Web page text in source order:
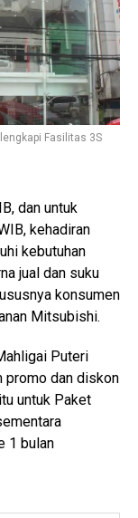
Fasilitas 3S
dan untuk
kehadiran
kebutuhan
jual dan suku
konsumen
Mitsubishi.
Puteri
promo dan diskon
untuk Paket
1 bulan